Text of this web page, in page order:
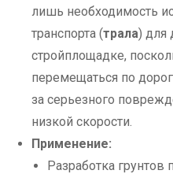
лишь необходимость
транспорта (трала) для
стройплощадке,
перемещаться по
за серьезного
низкой скорости.
Применение:
Разработка грунтов